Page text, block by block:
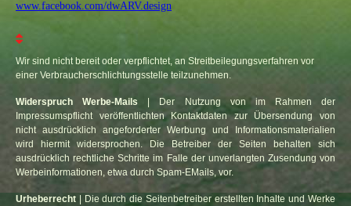
www.facebook.com/dwARV.design
Wir sind nicht bereit oder verpflichtet, an Streitbeilegungsverfahren vor
einer Verbraucherschlichtungsstelle teilzunehmen.
Widerspruch Werbe-Mails | Der Nutzung von im Rahmen der
Impressumspflicht veröffentlichten Kontaktdaten zur Übersendung von
nicht ausdrücklich angeforderter Werbung und Informationsmaterialien
wird hiermit widersprochen. Die Betreiber der Seiten behalten sich
ausdrücklich rechtliche Schritte im Falle der unverlangten Zusendung von
Werbeinformationen, etwa durch Spam-EMails, vor.
Urheberrecht | Die durch die Seitenbetreiber erstellten Inhalte und Werke